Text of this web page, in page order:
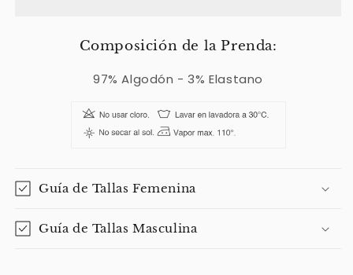
Composición de la Prenda:
97% Algodón - 3% Elastano
Guía de Tallas Femenina
Guía de Tallas Masculina